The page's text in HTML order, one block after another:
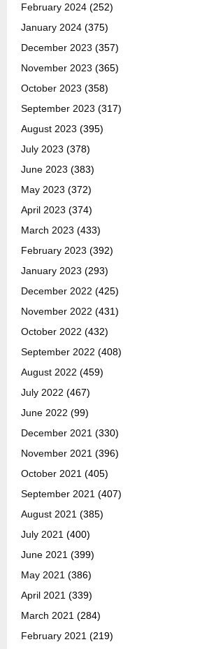
February 2024 (252)
January 2024 (375)
December 2023 (357)
November 2023 (365)
October 2023 (358)
September 2023 (317)
August 2023 (395)
July 2023 (378)
June 2023 (383)
May 2023 (372)
April 2023 (374)
March 2023 (433)
February 2023 (392)
January 2023 (293)
December 2022 (425)
November 2022 (431)
October 2022 (432)
September 2022 (408)
August 2022 (459)
July 2022 (467)
June 2022 (99)
December 2021 (330)
November 2021 (396)
October 2021 (405)
September 2021 (407)
August 2021 (385)
July 2021 (400)
June 2021 (399)
May 2021 (386)
April 2021 (339)
March 2021 (284)
February 2021 (219)